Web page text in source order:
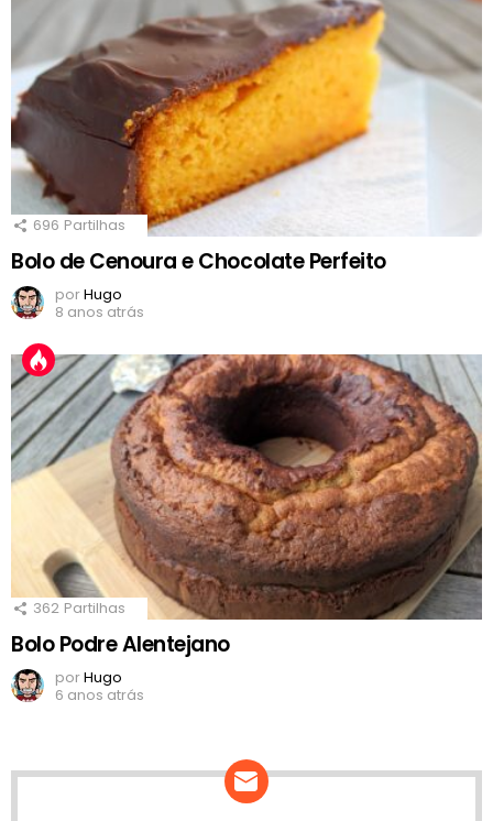
696 Partilhas
Bolo de Cenoura e Chocolate Perfeito
porHugo
8 anos atrás
362 Partilhas
Bolo Podre Alentejano
porHugo
6 anos atrás